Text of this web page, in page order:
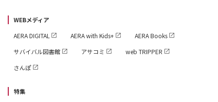
WEBメディア
AERA DIGITAL
AERA with Kids+
AERA Books
サバイバル図書館
アサコミ
web TRIPPER
さんぽ
特集